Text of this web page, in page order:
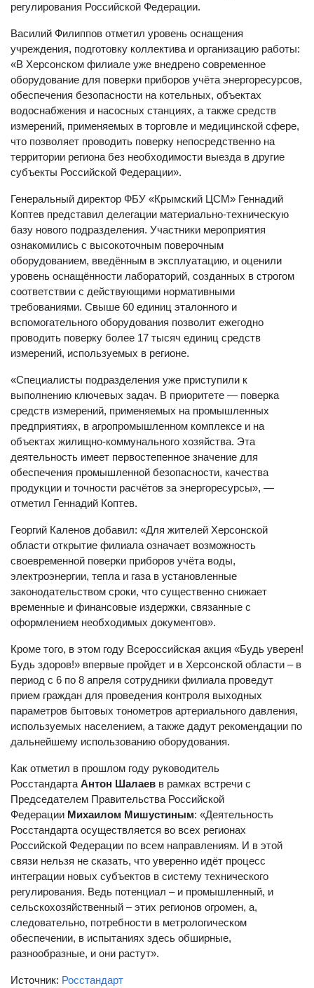
регулирования Российской Федерации.
Василий Филиппов отметил уровень оснащения
учреждения, подготовку коллектива и организацию работы:
«В Херсонском филиале уже внедрено современное
оборудование для поверки приборов учёта энергоресурсов,
обеспечения безопасности на котельных, объектах
водоснабжения и насосных станциях, а также средств
измерений, применяемых в торговле и медицинской сфере,
что позволяет проводить поверку непосредственно на
территории региона без необходимости выезда в другие
субъекты Российской Федерации».
Генеральный директор ФБУ «Крымский ЦСМ» Геннадий
Коптев представил делегации материально-техническую
базу нового подразделения. Участники мероприятия
ознакомились с высокоточным поверочным
оборудованием, введённым в эксплуатацию, и оценили
уровень оснащённости лабораторий, созданных в строгом
соответствии с действующими нормативными
требованиями. Свыше 60 единиц эталонного и
вспомогательного оборудования позволит ежегодно
проводить поверку более 17 тысяч единиц средств
измерений, используемых в регионе.
«Специалисты подразделения уже приступили к
выполнению ключевых задач. В приоритете — поверка
средств измерений, применяемых на промышленных
предприятиях, в агропромышленном комплексе и на
объектах жилищно-коммунального хозяйства. Эта
деятельность имеет первостепенное значение для
обеспечения промышленной безопасности, качества
продукции и точности расчётов за энергоресурсы», —
отметил Геннадий Коптев.
Георгий Каленов добавил: «Для жителей Херсонской
области открытие филиала означает возможность
своевременной поверки приборов учёта воды,
электроэнергии, тепла и газа в установленные
законодательством сроки, что существенно снижает
временные и финансовые издержки, связанные с
оформлением необходимых документов».
Кроме того, в этом году Всероссийская акция «Будь уверен!
Будь здоров!» впервые пройдет и в Херсонской области – в
период с 6 по 8 апреля сотрудники филиала проведут
прием граждан для проведения контроля выходных
параметров бытовых тонометров артериального давления,
используемых населением, а также дадут рекомендации по
дальнейшему использованию оборудования.
Как отметил в прошлом году руководитель
Росстандарта Антон Шалаев в рамках встречи с
Председателем Правительства Российской
Федерации Михаилом Мишустиным: «Деятельность
Росстандарта осуществляется во всех регионах
Российской Федерации по всем направлениям. И в этой
связи нельзя не сказать, что уверенно идёт процесс
интеграции новых субъектов в систему технического
регулирования. Ведь потенциал – и промышленный, и
сельскохозяйственный – этих регионов огромен, а,
следовательно, потребности в метрологическом
обеспечении, в испытаниях здесь обширные,
разнообразные, и они растут».
Источник: Росстандарт